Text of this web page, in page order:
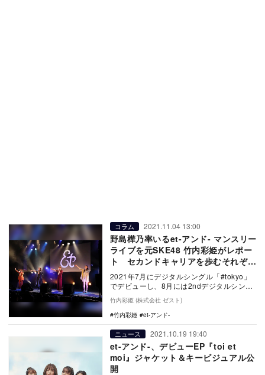
コラム 2021.11.04 13:00
野島樺乃率いるet-アンド- マンスリー
ライブを元SKE48 竹内彩姫がレポー
ト セカンドキャリアを歩むそれぞれ
が見つけた道
2021年7月にデジタルシングル「#tokyo」
でデビューし、8月には2ndデジタルシング
竹内彩姫 (株式会社 ゼスト)
竹内彩姫
et-アンド-
ニュース 2021.10.19 19:40
et-アンド-、デビューEP『toi et
moi』ジャケット＆キービジュアル公
開